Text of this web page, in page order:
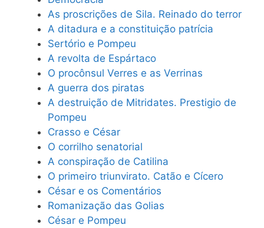
As proscrições de Sila. Reinado do terror
A ditadura e a constituição patrícia
Sertório e Pompeu
A revolta de Espártaco
O procônsul Verres e as Verrinas
A guerra dos piratas
A destruição de Mitridates. Prestigio de
Pompeu
Crasso e César
O corrilho senatorial
A conspiração de Catilina
O primeiro triunvirato. Catão e Cícero
César e os Comentários
Romanização das Golias
César e Pompeu